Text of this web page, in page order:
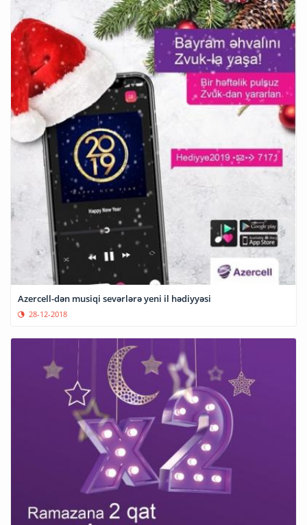
Azercell-dən musiqi sevərlərə yeni il hədiyyəsi
28-12-2018